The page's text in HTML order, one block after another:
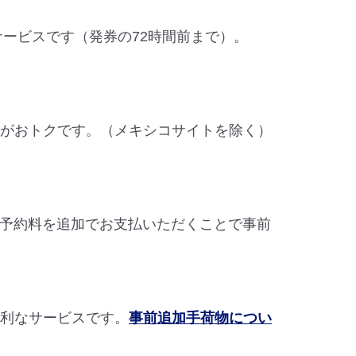
ビスです（発券の72時間前まで）。
トクです。（メキシコサイトを除く）
約料を追加でお支払いただくことで事前
なサービスです。 事前追加手荷物につい